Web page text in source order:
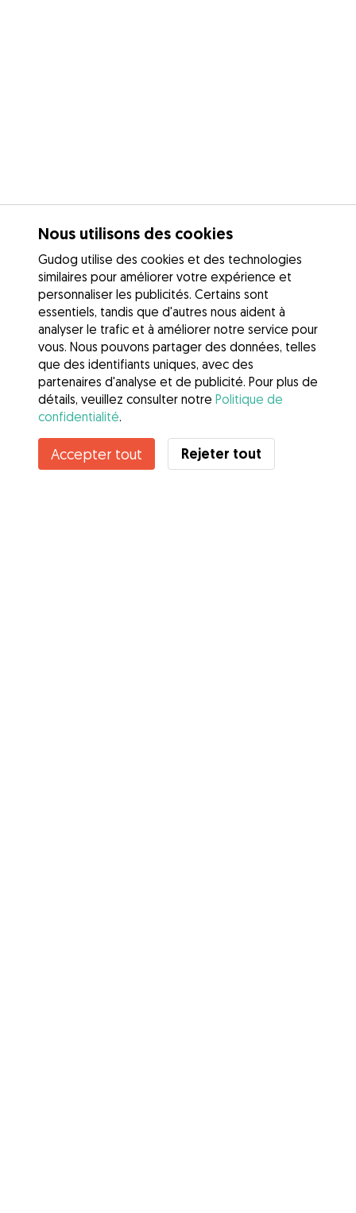
Contacter Vérane
Connaissez-vous les avantages de Gudog ? Voir plus
Nous utilisons des cookies
Gudog utilise des cookies et des technologies
similaires pour améliorer votre expérience et
personnaliser les publicités. Certains sont
essentiels, tandis que d'autres nous aident à
analyser le trafic et à améliorer notre service pour
vous. Nous pouvons partager des données, telles
que des identifiants uniques, avec des
partenaires d'analyse et de publicité. Pour plus de
détails, veuillez consulter notre Politique de
confidentialité.
Accepter tout Rejeter tout